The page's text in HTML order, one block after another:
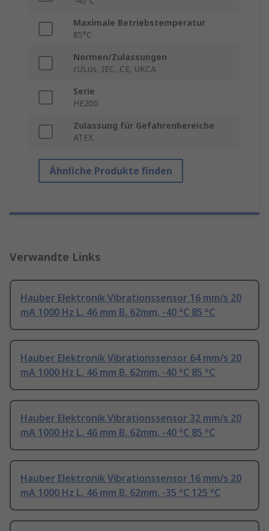
Maximale Betriebstemperatur
85°C
Normen/Zulassungen
cULus, IEC, CE, UKCA
Serie
HE200
Zulassung für Gefahrenbereiche
ATEX
Ähnliche Produkte finden
Verwandte Links
Hauber Elektronik Vibrationssensor 16 mm/s 20
mA 1000 Hz L. 46 mm B. 62mm, -40 °C 85 °C
Hauber Elektronik Vibrationssensor 64 mm/s 20
mA 1000 Hz L. 46 mm B. 62mm, -40 °C 85 °C
Hauber Elektronik Vibrationssensor 32 mm/s 20
mA 1000 Hz L. 46 mm B. 62mm, -40 °C 85 °C
Hauber Elektronik Vibrationssensor 16 mm/s 20
mA 1000 Hz L. 46 mm B. 62mm, -35 °C 125 °C